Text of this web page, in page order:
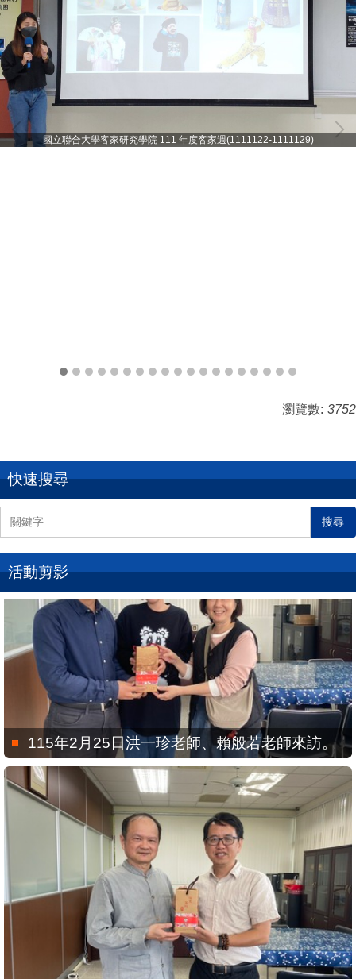
國立聯合大學客家研究學院 111 年度客家週(1111122-1111129)
瀏覽數: 3752
快速搜尋
搜尋
活動剪影
115年2月25日洪一珍老師、賴般若老師來訪。